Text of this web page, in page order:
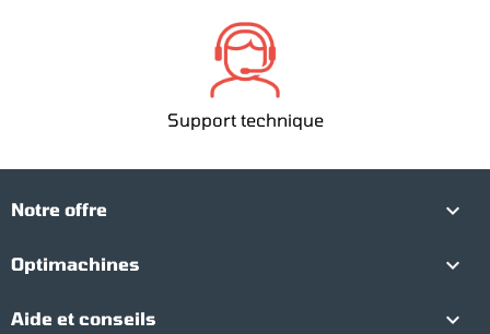
Support technique
Notre offre 
Optimachines 
Aide et conseils 